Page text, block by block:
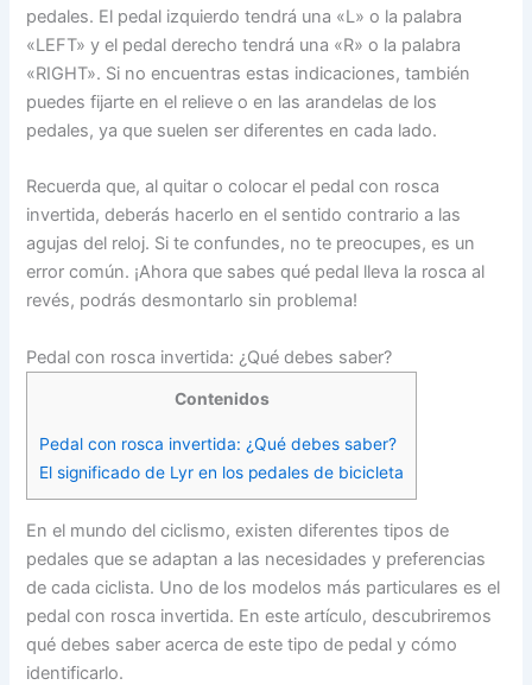
pedales. El pedal izquierdo tendrá una «L» o la palabra
«LEFT» y el pedal derecho tendrá una «R» o la palabra
«RIGHT». Si no encuentras estas indicaciones, también
puedes fijarte en el relieve o en las arandelas de los
pedales, ya que suelen ser diferentes en cada lado.
Recuerda que, al quitar o colocar el pedal con rosca
invertida, deberás hacerlo en el sentido contrario a las
agujas del reloj. Si te confundes, no te preocupes, es un
error común. ¡Ahora que sabes qué pedal lleva la rosca al
revés, podrás desmontarlo sin problema!
Pedal con rosca invertida: ¿Qué debes saber?
Contenidos
Pedal con rosca invertida: ¿Qué debes saber?
El significado de Lyr en los pedales de bicicleta
En el mundo del ciclismo, existen diferentes tipos de
pedales que se adaptan a las necesidades y preferencias
de cada ciclista. Uno de los modelos más particulares es el
pedal con rosca invertida. En este artículo, descubriremos
qué debes saber acerca de este tipo de pedal y cómo
identificarlo.